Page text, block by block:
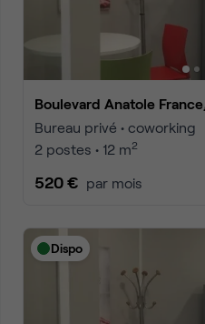
Boulevard Anatole
Bureau privé • coworking
2 postes • 12 m2
520 € par mois
Dispo